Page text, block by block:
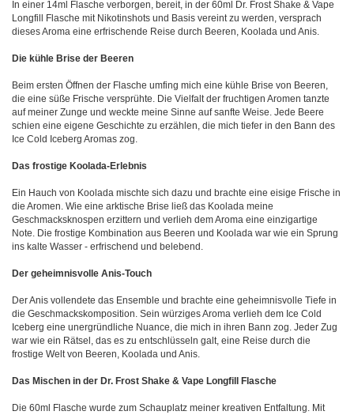
In einer 14ml Flasche verborgen, bereit, in der 60ml Dr. Frost Shake & Vape
Longfill Flasche mit Nikotinshots und Basis vereint zu werden, versprach
dieses Aroma eine erfrischende Reise durch Beeren, Koolada und Anis.
Die kühle Brise der Beeren
Beim ersten Öffnen der Flasche umfing mich eine kühle Brise von Beeren,
die eine süße Frische versprühte. Die Vielfalt der fruchtigen Aromen tanzte
auf meiner Zunge und weckte meine Sinne auf sanfte Weise. Jede Beere
schien eine eigene Geschichte zu erzählen, die mich tiefer in den Bann des
Ice Cold Iceberg Aromas zog.
Das frostige Koolada-Erlebnis
Ein Hauch von Koolada mischte sich dazu und brachte eine eisige Frische in
die Aromen. Wie eine arktische Brise ließ das Koolada meine
Geschmacksknospen erzittern und verlieh dem Aroma eine einzigartige
Note. Die frostige Kombination aus Beeren und Koolada war wie ein Sprung
ins kalte Wasser - erfrischend und belebend.
Der geheimnisvolle Anis-Touch
Der Anis vollendete das Ensemble und brachte eine geheimnisvolle Tiefe in
die Geschmackskomposition. Sein würziges Aroma verlieh dem Ice Cold
Iceberg eine unergründliche Nuance, die mich in ihren Bann zog. Jeder Zug
war wie ein Rätsel, das es zu entschlüsseln galt, eine Reise durch die
frostige Welt von Beeren, Koolada und Anis.
Das Mischen in der Dr. Frost Shake & Vape Longfill Flasche
Die 60ml Flasche wurde zum Schauplatz meiner kreativen Entfaltung. Mit